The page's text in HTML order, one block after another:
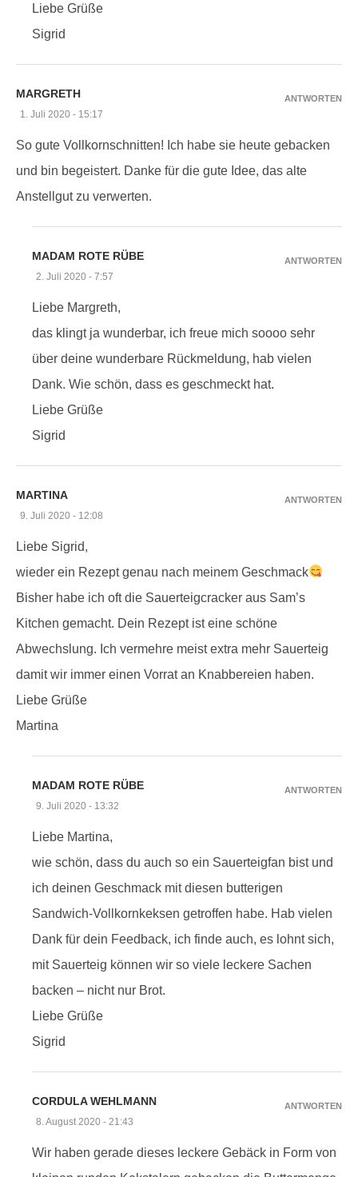
Liebe Grüße
Sigrid
MARGRETH
1. Juli 2020 - 15:17
So gute Vollkornschnitten! Ich habe sie heute gebacken
und bin begeistert. Danke für die gute Idee, das alte
Anstellgut zu verwerten.
ANTWORTEN
MADAM ROTE RÜBE
2. Juli 2020 - 7:57
Liebe Margreth,
das klingt ja wunderbar, ich freue mich soooo sehr
über deine wunderbare Rückmeldung, hab vielen
Dank. Wie schön, dass es geschmeckt hat.
Liebe Grüße
Sigrid
ANTWORTEN
MARTINA
9. Juli 2020 - 12:08
Liebe Sigrid,
wieder ein Rezept genau nach meinem Geschmack
Bisher habe ich oft die Sauerteigcracker aus Sam’s
Kitchen gemacht. Dein Rezept ist eine schöne
Abwechslung. Ich vermehre meist extra mehr Sauerteig
damit wir immer einen Vorrat an Knabbereien haben.
Liebe Grüße
Martina
ANTWORTEN
MADAM ROTE RÜBE
9. Juli 2020 - 13:32
Liebe Martina,
wie schön, dass du auch so ein Sauerteigfan bist und
ich deinen Geschmack mit diesen butterigen
Sandwich-Vollkornkeksen getroffen habe. Hab vielen
Dank für dein Feedback, ich finde auch, es lohnt sich,
mit Sauerteig können wir so viele leckere Sachen
backen – nicht nur Brot.
Liebe Grüße
Sigrid
ANTWORTEN
CORDULA WEHLMANN
8. August 2020 - 21:43
Wir haben gerade dieses leckere Gebäck in Form von
ANTWORTEN